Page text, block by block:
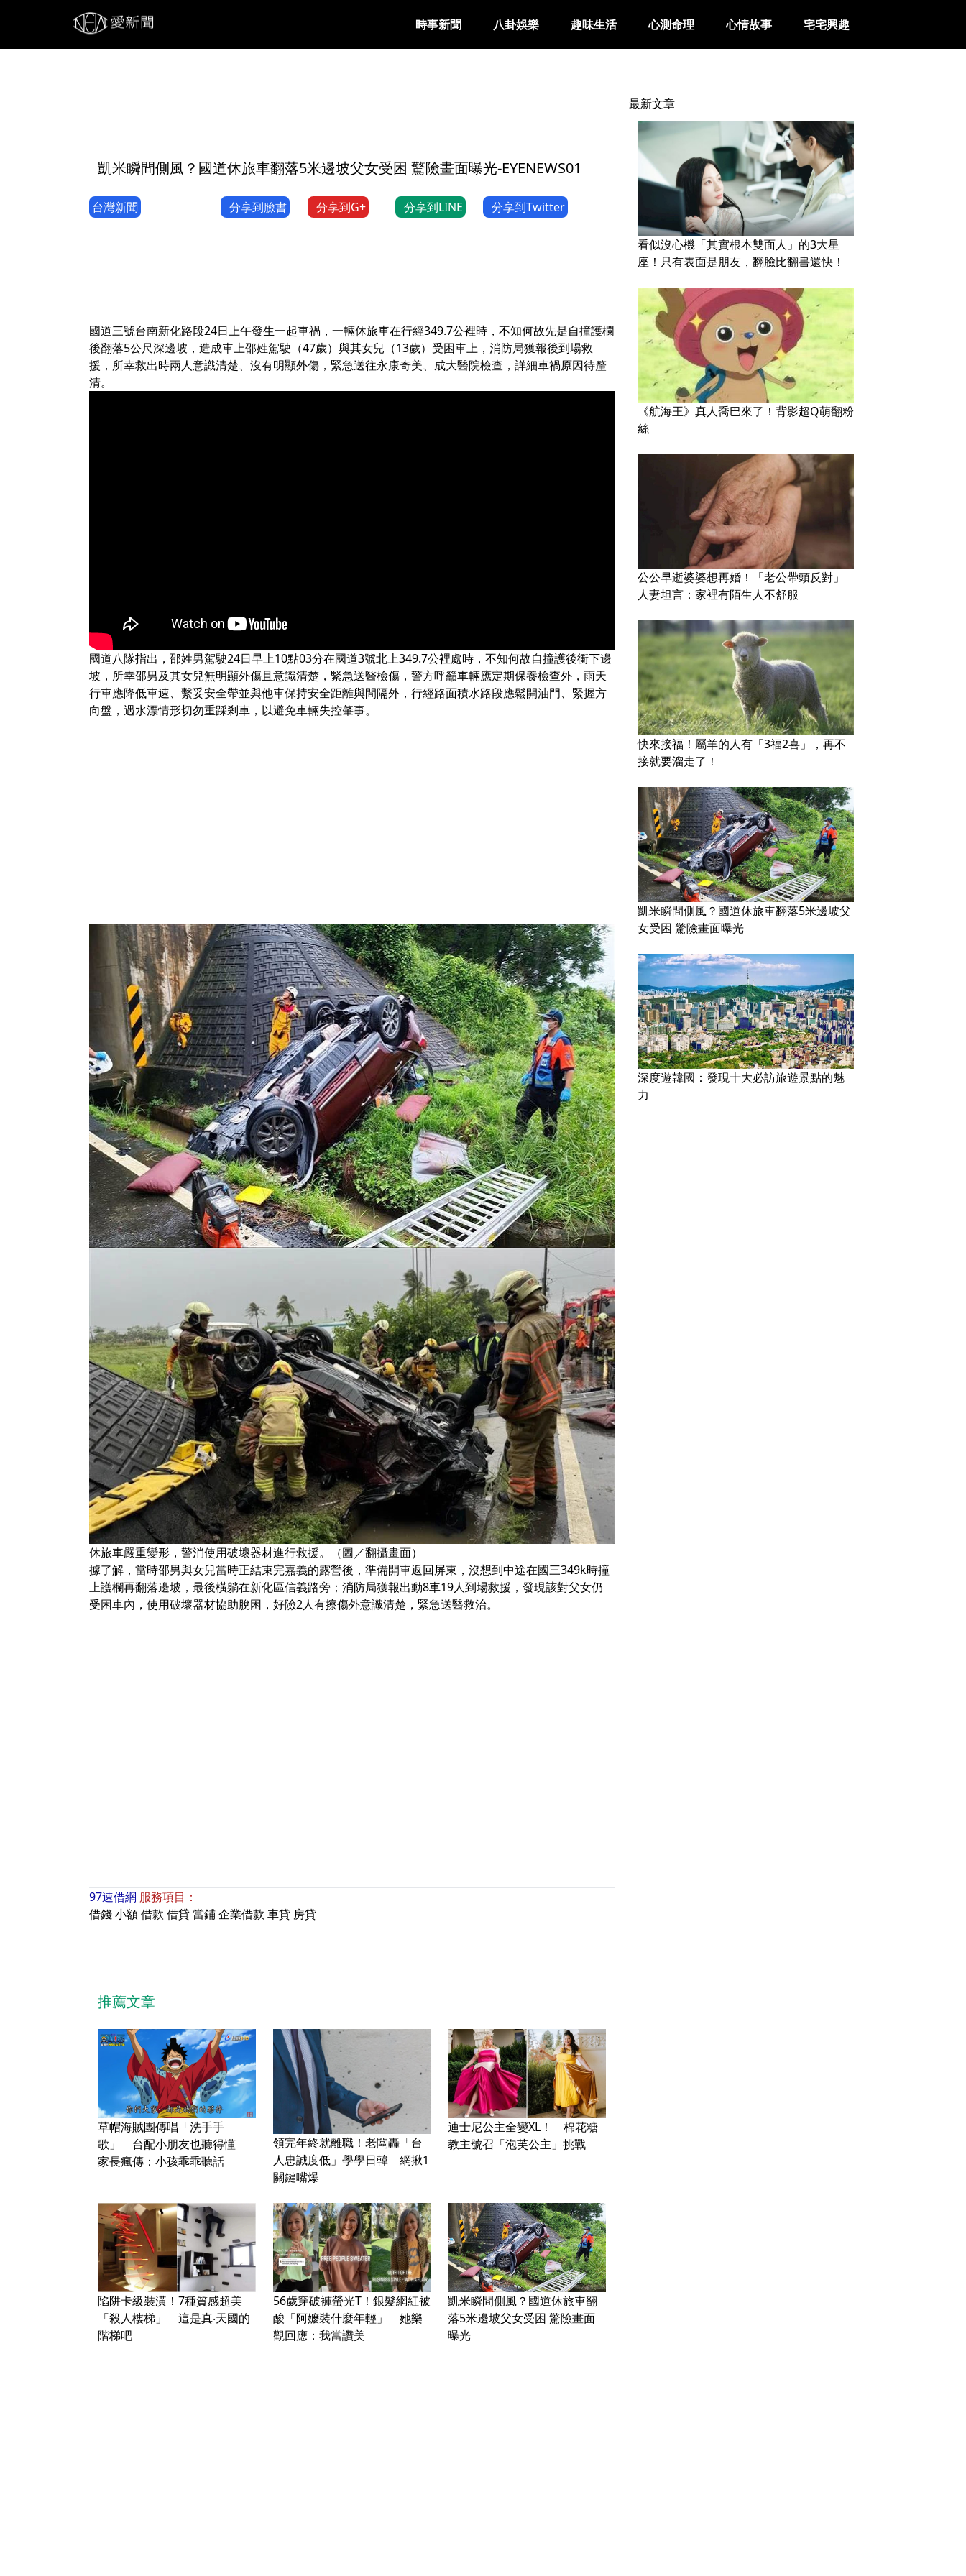
時事新聞 八卦娛樂 趣味生活 心測命理 心情故事 宅宅興趣
凱米瞬間側風？國道休旅車翻落5米邊坡父女受困 驚險畫面曝光-EYENEWS01
台灣新聞 分享到臉書 分享到G+ 分享到LINE 分享到Twitter
國道三號台南新化路段24日上午發生一起車禍，一輛休旅車在行經349.7公裡時，不知何故先是自撞護欄
後翻落5公尺深邊坡，造成車上邵姓駕駛（47歲）與其女兒（13歲）受困車上，消防局獲報後到場救
援，所幸救出時兩人意識清楚、沒有明顯外傷，緊急送往永康奇美、成大醫院檢查，詳細車禍原因待釐
清。
國道八隊指出，邵姓男駕駛24日早上10點03分在國道3號北上349.7公裡處時，不知何故自撞護後衝下邊
坡，所幸邵男及其女兒無明顯外傷且意識清楚，緊急送醫檢傷，警方呼籲車輛應定期保養檢查外，雨天
行車應降低車速、繫妥安全帶並與他車保持安全距離與間隔外，行經路面積水路段應鬆開油門、緊握方
向盤，遇水漂情形切勿重踩剎車，以避免車輛失控肇事。
休旅車嚴重變形，警消使用破壞器材進行救援。（圖／翻攝畫面）
據了解，當時邵男與女兒當時正結束完嘉義的露營後，準備開車返回屏東，沒想到中途在國三349k時撞
上護欄再翻落邊坡，最後橫躺在新化區信義路旁；消防局獲報出動8車19人到場救援，發現該對父女仍
受困車內，使用破壞器材協助脫困，好險2人有擦傷外意識清楚，緊急送醫救治。
97速借網 服務項目：
借錢小額借款 借貸當鋪企業借款 車貸 房貸
推薦文章
草帽海賊團傳唱「洗手手
歌」 台配小朋友也聽得懂
家長瘋傳：小孩乖乖聽話
領完年終就離職！老闆轟「台
人忠誠度低」學學日韓 網揪1
關鍵嘴爆
迪士尼公主全變XL！ 棉花糖
教主號召「泡芙公主」挑戰
陷阱卡級裝潢！7種質感超美
「殺人樓梯」 這是真‧天國的
階梯吧
56歲穿破褲螢光T！銀髮網紅被
酸「阿嬤裝什麼年輕」 她樂
觀回應：我當讚美
凱米瞬間側風？國道休旅車翻
落5米邊坡父女受困 驚險畫面
曝光
最新文章
看似沒心機「其實根本雙面人」的3大星
座！只有表面是朋友，翻臉比翻書還快！
《航海王》真人喬巴來了！背影超Q萌翻粉
絲
公公早逝婆婆想再婚！「老公帶頭反對」
人妻坦言：家裡有陌生人不舒服
快來接福！屬羊的人有「3福2喜」，再不
接就要溜走了！
凱米瞬間側風？國道休旅車翻落5米邊坡父
女受困 驚險畫面曝光
深度遊韓國：發現十大必訪旅遊景點的魅
力